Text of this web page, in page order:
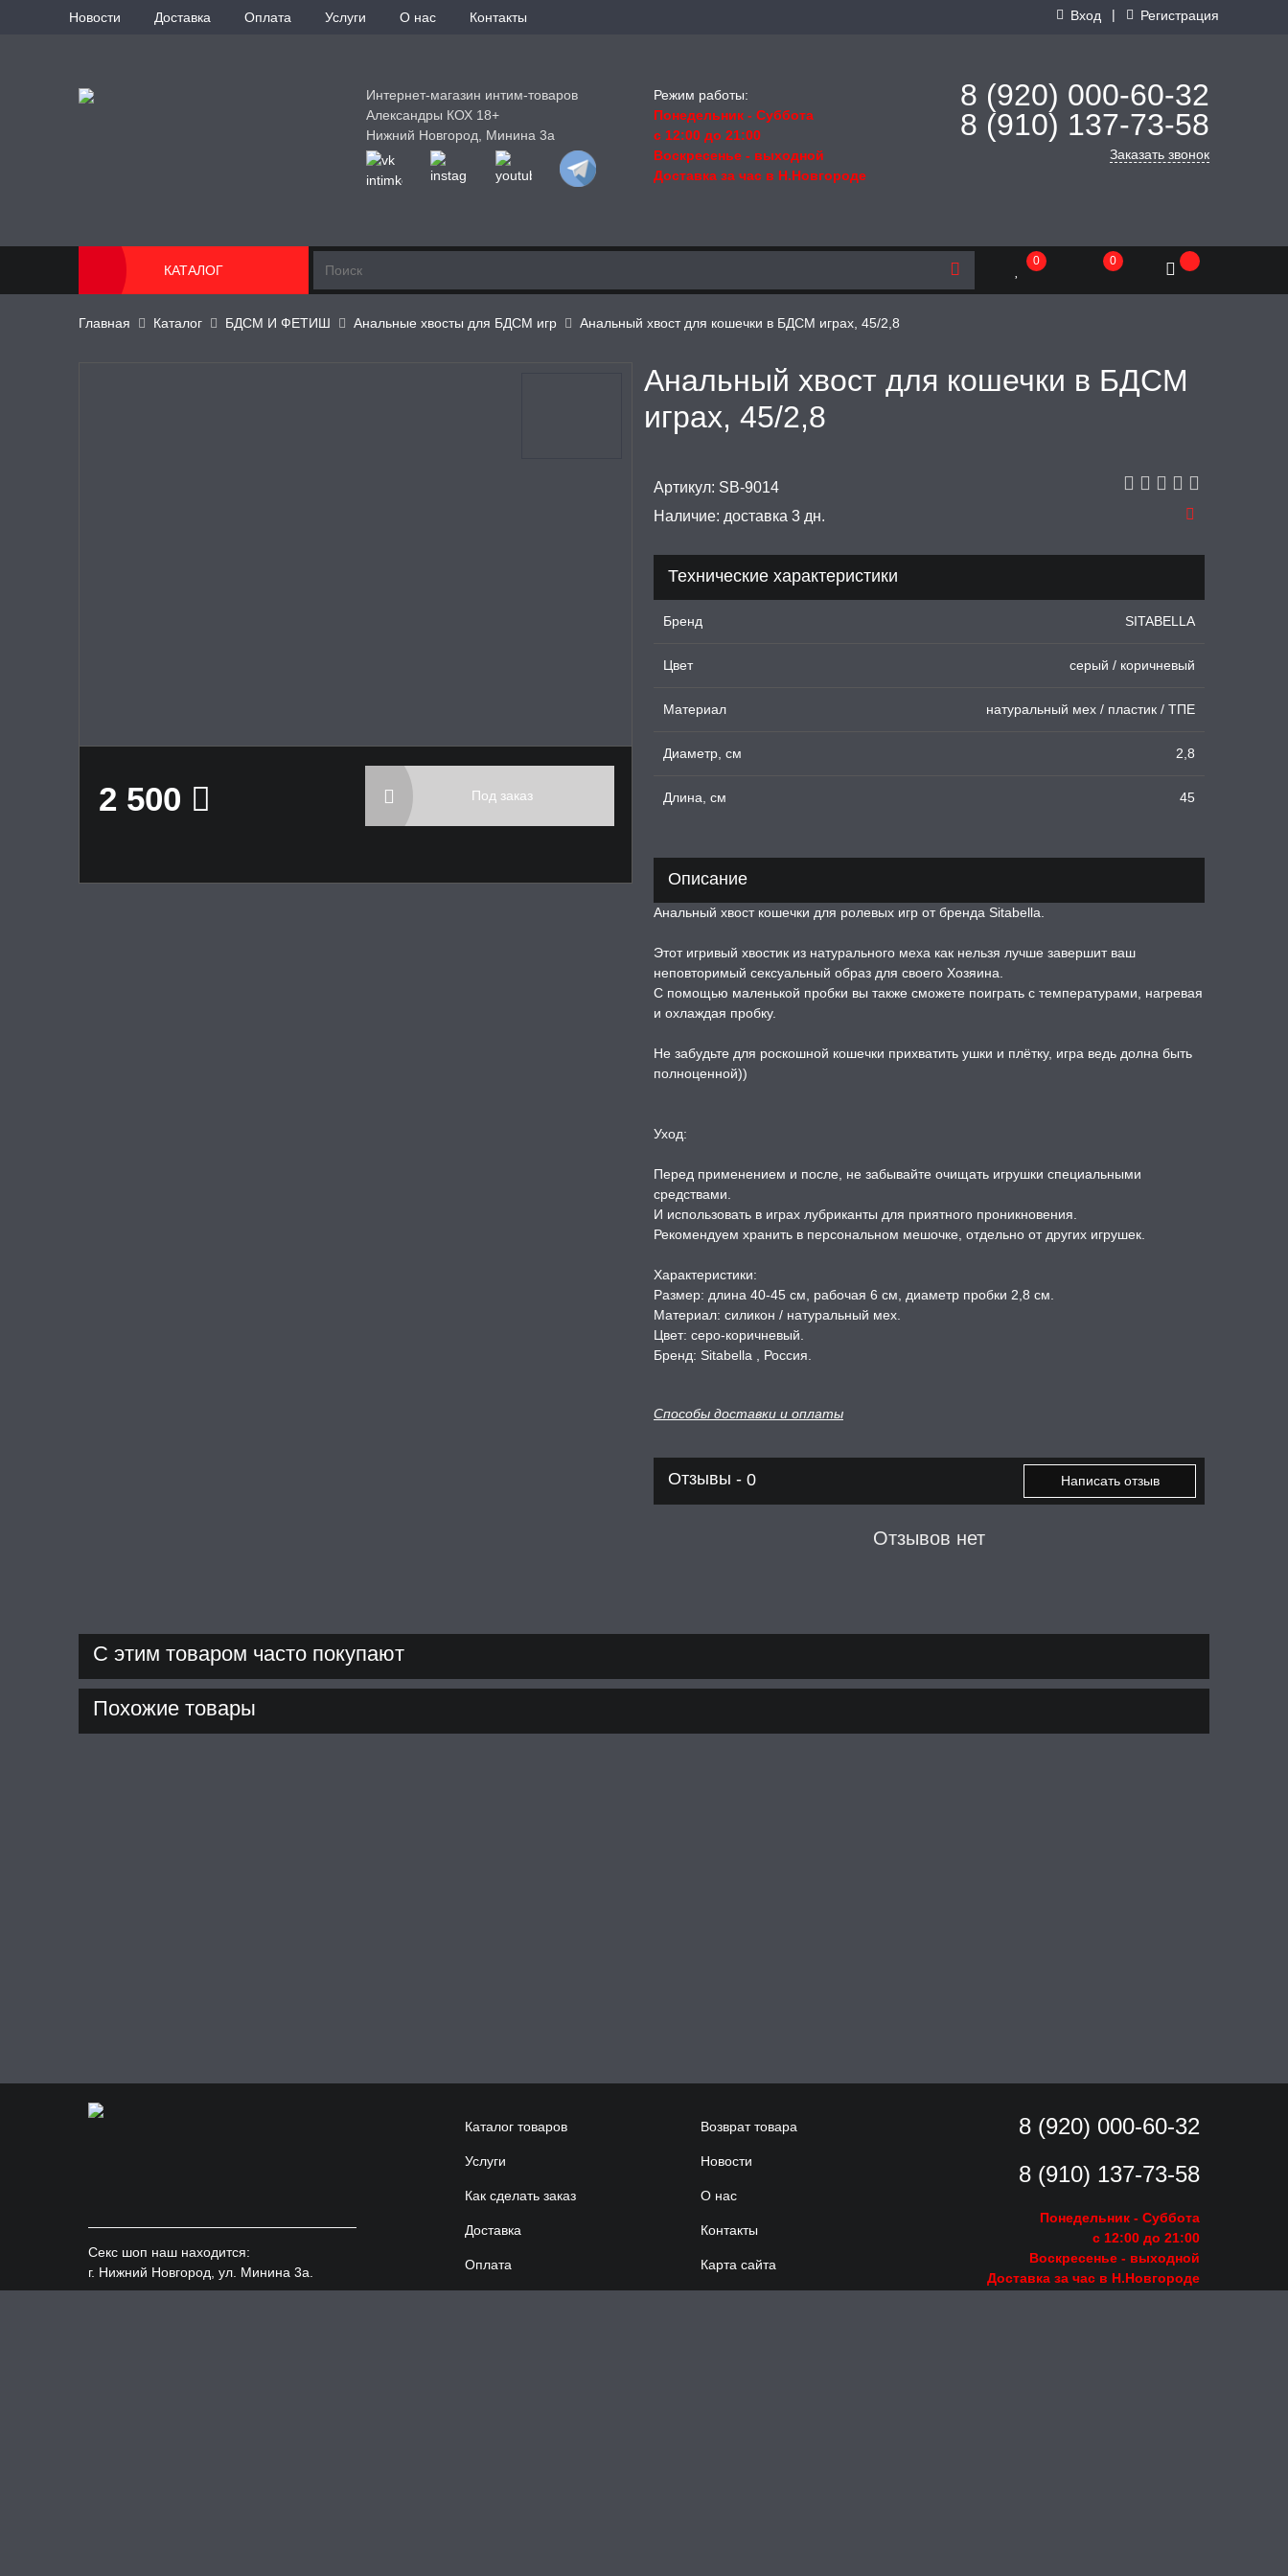
Новости Доставка Оплата Услуги О нас Контакты Вход | Регистрация
Интернет-магазин интим-товаров
Александры КОХ 18+
Нижний Новгород, Минина 3а
Режим работы:
Понедельник - Суббота
с 12:00 до 21:00
Воскресенье - выходной
Доставка за час в Н.Новгороде
8 (920) 000-60-32
8 (910) 137-73-58
Заказать звонок
КАТАЛОГ
0 0
Главная Каталог БДСМ И ФЕТИШ Анальные хвосты для БДСМ игр Анальный хвост для кошечки в БДСМ играх, 45/2,8
Анальный хвост для кошечки в БДСМ
играх, 45/2,8
2 500 Под заказ
Артикул: SB-9014
Наличие: доставка 3 дн.
Технические характеристики
Бренд SITABELLA
Цвет серый / коричневый
Материал натуральный мех / пластик / ТПЕ
Диаметр, см 2,8
Длина, см 45
Описание
Анальный хвост кошечки для ролевых игр от бренда Sitabella.
Этот игривый хвостик из натурального меха как нельзя лучше завершит ваш
неповторимый сексуальный образ для своего Хозяина.
С помощью маленькой пробки вы также сможете поиграть с температурами, нагревая
и охлаждая пробку.
Не забудьте для роскошной кошечки прихватить ушки и плётку, игра ведь долна быть
полноценной))
Уход:
Перед применением и после, не забывайте очищать игрушки специальными
средствами.
И использовать в играх лубриканты для приятного проникновения.
Рекомендуем хранить в персональном мешочке, отдельно от других игрушек.
Характеристики:
Размер: длина 40-45 см, рабочая 6 см, диаметр пробки 2,8 см.
Материал: силикон / натуральный мех.
Цвет: серо-коричневый.
Бренд: Sitabella , Россия.
Способы доставки и оплаты
Отзывы - 0 Написать отзыв
Отзывов нет
С этим товаром часто покупают
Похожие товары
Секс шоп наш находится:
г. Нижний Новгород, ул. Минина 3а.
Каталог товаров
Услуги
Как сделать заказ
Доставка
Оплата
Возврат товара
Новости
О нас
Контакты
Карта сайта
8 (920) 000-60-32
8 (910) 137-73-58
Понедельник - Суббота
с 12:00 до 21:00
Воскресенье - выходной
Доставка за час в Н.Новгороде